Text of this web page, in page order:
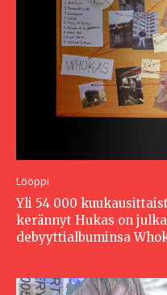
Lööppi
Yli 54 000
kerännyt Hukas on
debyyttialbuminsa